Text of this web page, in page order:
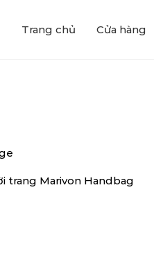
Trang chủ Cửa hàng
trang Marivon Handbag